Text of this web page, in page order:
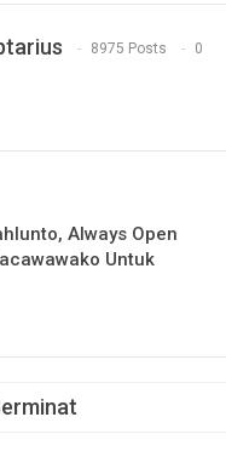
8975 Posts 0
Always Open
Untuk